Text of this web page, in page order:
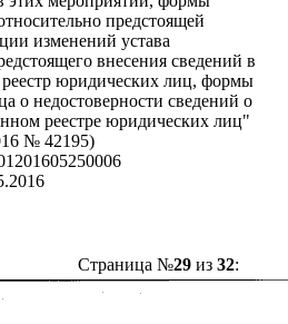
предстоящей
изменений устава
внесения сведений в
юридических лиц, формы
о недостоверности сведений о
реестре юридических лиц"
№ 42195)
Страница №29из 32: